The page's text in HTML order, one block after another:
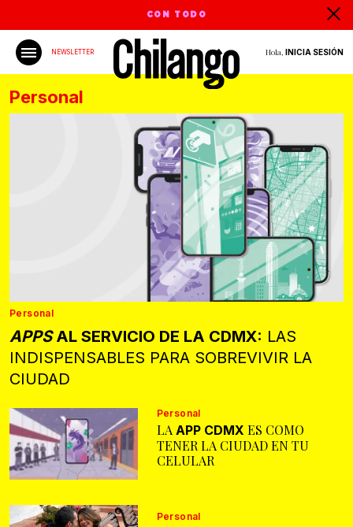
CON TODO
NEWSLETTER Hola, INICIA SESIÓN
Personal
Personal
APPSAL SERVICIO DE LA CDMX: LAS
INDISPENSABLES PARA SOBREVIVIR LA
CIUDAD
Personal
LA APP CDMX ES COMO
TENER LA CIUDAD EN TU
CELULAR
Personal